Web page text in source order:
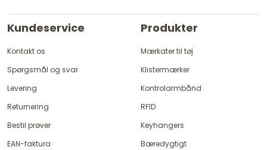
Kundeservice
Kontakt os
Spørgsmål og svar
Levering
Returnering
Bestil prøver
EAN-faktura
Produkter
Mærkater til tøj
Klistermærker
Kontrolarmbånd
RFID
Keyhangers
Bæredygtigt